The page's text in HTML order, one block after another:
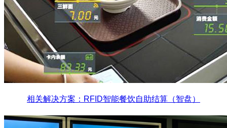
相关解决方案：RFID智能餐饮自助结算（智盘）